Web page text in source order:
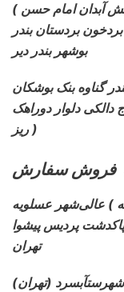
آبدان امام حسن )
بردستان بندر
بوشهر بندر دیر
گناوه بنک بوشکان
دلوار دوراهک
ریز )
فروش سفارش
) عالی‌شهر عسلویه
پردیس پیشوا
تهران
(تهران)